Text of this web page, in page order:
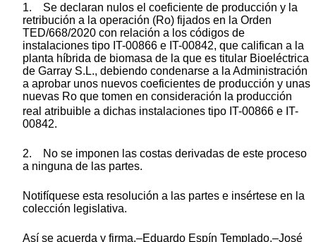
1. Se declaran nulos el coeficiente de producción y la
retribución a la operación (Ro) fijados en la Orden
TED/668/2020 con relación a los códigos de
instalaciones tipo IT-00866 e IT-00842, que califican a la
planta híbrida de biomasa de la que es titular Bioeléctrica
de Garray S.L., debiendo condenarse a la Administración
a aprobar unos nuevos coeficientes de producción y unas
nuevas Ro que tomen en consideración la producción
real atribuible a dichas instalaciones tipo IT-00866 e IT-
00842.
2. No se imponen las costas derivadas de este proceso
a ninguna de las partes.
Notifíquese esta resolución a las partes e insértese en la
colección legislativa.
Así se acuerda y firma.–Eduardo Espín Templado.–José